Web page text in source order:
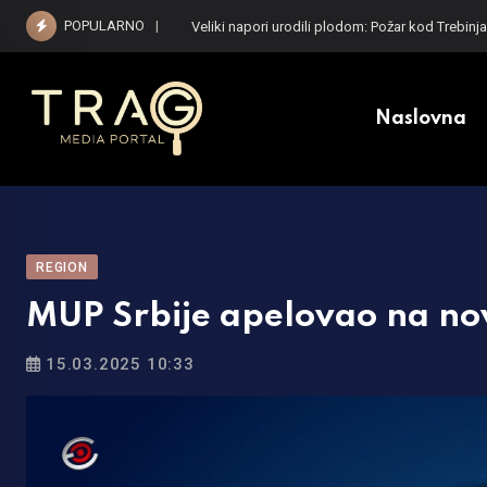
Skip
POPULARNO Vučić dočekuje Zelenskog: Predsjednik
Naslovna
REGION
MUP Srbije apelovao na
15.03.2025 10:33